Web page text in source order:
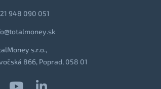
948 090 051
s.r.o.,
866, Poprad, 058 01